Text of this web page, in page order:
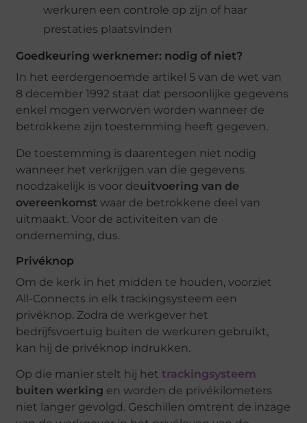
werkuren een controle op zijn of haar
prestaties plaatsvinden
Goedkeuring werknemer: nodig of niet?
In het eerdergenoemde artikel 5 van de wet van
8 december 1992 staat dat persoonlijke gegevens
enkel mogen verworven worden wanneer de
betrokkene zijn toestemming heeft gegeven.
De toestemming is daarentegen niet nodig
wanneer het verkrijgen van die gegevens
noodzakelijk is voor deuitvoering van de
overeenkomst waar de betrokkene deel van
uitmaakt. Voor de activiteiten van de
onderneming, dus.
Privéknop
Om de kerk in het midden te houden, voorziet
All-Connects in elk trackingsysteem een
privéknop. Zodra de werkgever het
bedrijfsvoertuig buiten de werkuren gebruikt,
kan hij de privéknop indrukken.
Op die manier stelt hij hettrackingsysteem
buiten werking en worden de privékilometers
niet langer gevolgd. Geschillen omtrent de inzage